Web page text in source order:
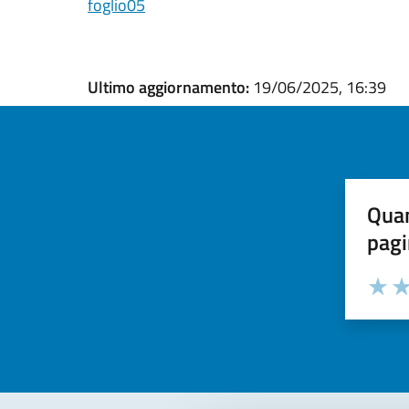
foglio05
Ultimo aggiornamento: 19/06/2025, 16:39
Valuta